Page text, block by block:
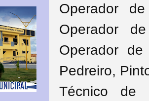
Operador
Operador
Operador
Pedreiro,
Técnico de